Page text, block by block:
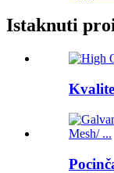
Istaknuti